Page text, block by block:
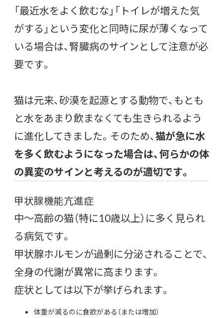
「最近水をよく飲むな」「トイレが増えた気
がする」という変化と同時に尿が薄くなって
いる場合は、腎臓病のサインとして注意が必
要です。
猫は元来、砂漠を起源とする動物で、もとも
と水をあまり飲まなくても生きられるよう
に進化してきました。そのため、猫が急に水
を多く飲むようになった場合は、何らかの体
の異変のサインと考えるのが適切です。
甲状腺機能亢進症
中〜高齢の猫（特に10歳以上）に多く見られ
る病気です。
甲状腺ホルモンが過剰に分泌されることで、
全身の代謝が異常に高まります。
症状としては以下が挙げられます。
体重が減るのに食欲がある（または増加）